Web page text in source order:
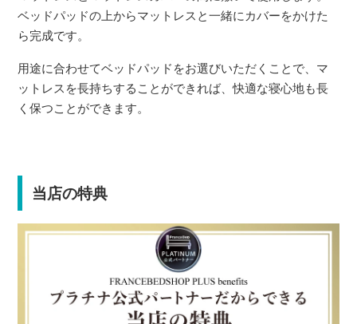
ベッドパッドの上からマットレスと一緒にカバーをかけた
ら完成です。
用途に合わせてベッドパッドをお選びいただくことで、マ
ットレスを長持ちすることができれば、快適な寝心地も長
く保つことができます。
当店の特典